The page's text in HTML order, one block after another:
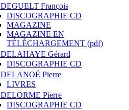
DEGUELT François
DISCOGRAPHIE CD
MAGAZINE
MAGAZINE EN
TÉLÉCHARGEMENT (pdf)
DELAHAYE Gérard
DISCOGRAPHIE CD
DELANOË Pierre
LIVRES
DELORME Pierre
DISCOGRAPHIE CD